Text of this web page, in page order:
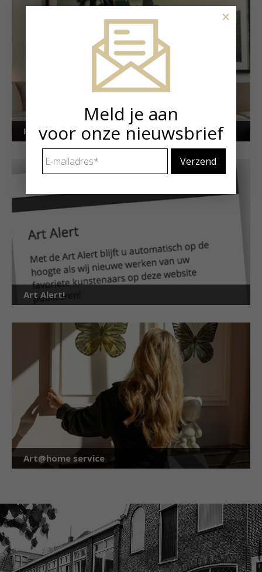
Kunstuitleen voor particulieren
Art Alert!
Art@home service
Meld je aan
voor onze nieuwsbrief
mailadres *
×